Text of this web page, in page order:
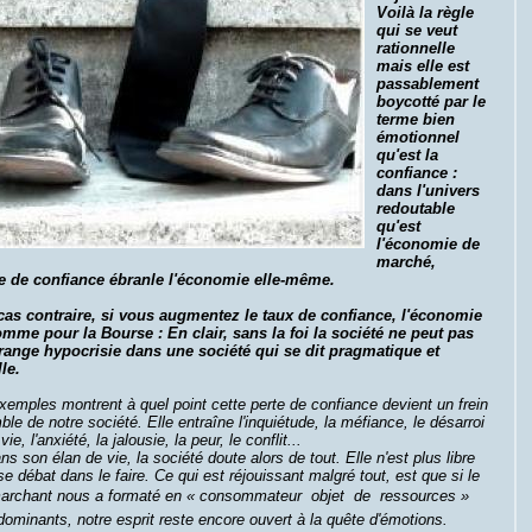
Voilà la règle
qui se veut
rationnelle
mais elle est
passablement
boycotté par le
terme bien
émotionnel
qu'est la
confiance :
dans l'univers
redoutable
qu'est
l'économie de
marché,
de confiance ébranle l'économie elle-même.
contraire, si vous augmentez le taux de confiance, l'économie
pour la Bourse : En clair, sans la foi la société ne peut pas
hypocrisie dans une société qui se dit pragmatique et
montrent à quel point cette perte de confiance devient un frein
de notre société. Elle entraîne l'inquiétude, la méfiance, le désarroi
l'anxiété, la jalousie, la peur, le conflit...
son élan de vie, la société doute alors de tout. Elle n'est plus libre
débat dans le faire. Ce qui est réjouissant malgré tout, est que si le
nous a formaté en « consommateur  objet  de  ressources »
notre esprit reste encore ouvert à la quête d'émotions.